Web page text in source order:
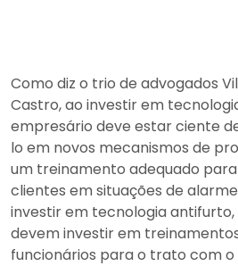
Como diz o trio de advogados
Castro, ao investir em
empresário deve estar ciente
lo em novos mecanismos de
um treinamento adequado
clientes em situações de
investir em tecnologia antifurto,
devem investir em
funcionários para o trato com o